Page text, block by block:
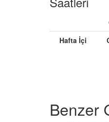
Hafta İçi
Benzer